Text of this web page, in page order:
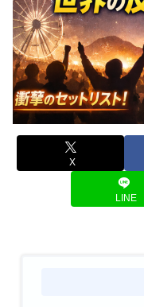
X
LINE